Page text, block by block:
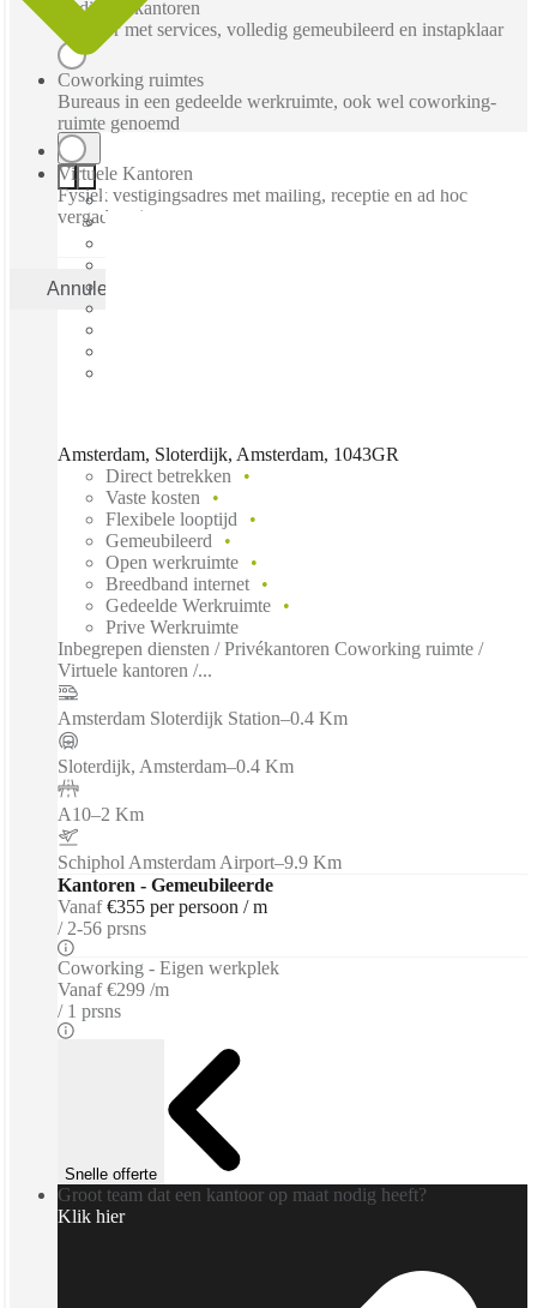
Bediende kantoren
Kantoor met services, volledig gemeubileerd en instapklaar
Coworking ruimtes
Bureaus in een gedeelde werkruimte, ook wel coworking-
ruimte genoemd
Virtuele Kantoren
Fysiek vestigingsadres met mailing, receptie en ad hoc
vergaderruimtes
Annuleren
Amsterdam, Sloterdijk, Amsterdam, 1043GR
Direct betrekken
Vaste kosten
Flexibele looptijd
Gemeubileerd
Open werkruimte
Breedband internet
Gedeelde Werkruimte
Prive Werkruimte
Inbegrepen diensten / Privékantoren Coworking ruimte /
Virtuele kantoren /...
Amsterdam Sloterdijk Station–0.4 Km
Sloterdijk, Amsterdam–0.4 Km
A10–2 Km
Schiphol Amsterdam Airport–9.9 Km
Kantoren - Gemeubileerde
Vanaf €355 per persoon / m
2-56 prsns
Coworking - Eigen werkplek
Vanaf €299 /m
1 prsns
Snelle offerte
Groot team dat een kantoor op maat nodig heeft?
Klik hier